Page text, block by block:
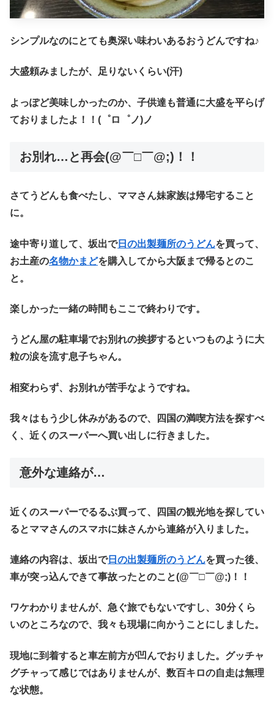
シンプルなのにとても奥深い味わいあるおうどんですね♪
大盛頼みましたが、足りないくらい(汗)
よっぽど美味しかったのか、子供達も普通に大盛を平らげ
ておりましたよ！！(゜ロ゜ノ)ノ
お別れ…と再会(@￣□￣@;)！！
さてうどんも食べたし、ママさん妹家族は帰宅すること
に。
途中寄り道して、坂出で日の出製麺所のうどんを買って、
お土産の名物かまどを購入してから大阪まで帰るとのこ
と。
楽しかった一緒の時間もここで終わりです。
うどん屋の駐車場でお別れの挨拶するといつものように大
粒の涙を流す息子ちゃん。
相変わらず、お別れが苦手なようですね。
我々はもう少し休みがあるので、四国の満喫方法を探すべ
く、近くのスーパーへ買い出しに行きました。
意外な連絡が…
近くのスーパーでるるぶ買って、四国の観光地を探してい
るとママさんのスマホに妹さんから連絡が入りました。
連絡の内容は、坂出で日の出製麺所のうどんを買った後、
車が突っ込んできて事故ったとのこと(@￣□￣@;)！！
ワケわかりませんが、急ぐ旅でもないですし、30分くら
いのところなので、我々も現場に向かうことにしました。
現地に到着すると車左前方が凹んでおりました。グッチャ
グチャって感じではありませんが、数百キロの自走は無理
な状態。